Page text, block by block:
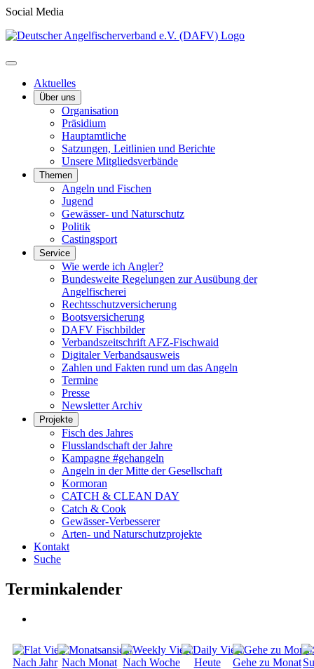
Social Media
Aktuelles
Über uns
Organisation
Präsidium
Hauptamtliche
Satzungen, Leitlinien und Berichte
Unsere Mitgliedsverbände
Themen
Angeln und Fischen
Jugend
Gewässer- und Naturschutz
Politik
Castingsport
Service
Wie werde ich Angler?
Bundesweite Regelungen zur Ausübung der
Angelfischerei
Rechtsschutzversicherung
Bootsversicherung
DAFV Fischbilder
Verbandszeitschrift AFZ-Fischwaid
Digitaler Verbandsausweis
Zahlen und Fakten rund um das Angeln
Termine
Presse
Newsletter Archiv
Projekte
Fisch des Jahres
Flusslandschaft der Jahre
Kampagne #gehangeln
Angeln in der Mitte der Gesellschaft
Kormoran
CATCH & CLEAN DAY
Catch & Cook
Gewässer-Verbesserer
Arten- und Naturschutzprojekte
Kontakt
Suche
Terminkalender
Nach Jahr Nach Monat Nach Woche Heute Gehe zu Monat